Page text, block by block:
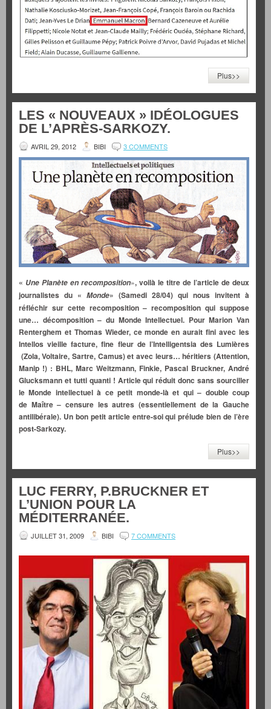
Plus>>
LES « NOUVEAUX » IDÉOLOGUES
DE L’APRÈS-SARKOZY.
AVRIL 29, 2012 BIBI 3 COMMENTS
« Une Planète en recomposition», voilà le titre de l’article de deux
journalistes du « Monde» (Samedi 28/04) qui nous invitent à
réfléchir sur cette recomposition – recomposition qui suppose
une… décomposition – du Monde Intellectuel. Pour Marion Van
Renterghem et Thomas Wieder, ce monde en aurait fini avec les
Intellos vieille facture, fine fleur de l’Intelligentsia des Lumières
(Zola, Voltaire, Sartre, Camus) et avec leurs… héritiers (Attention,
Manip !) : BHL, Marc Weitzmann, Finkie, Pascal Bruckner, André
Glucksmann et tutti quanti ! Article qui réduit donc sans sourciller
le Monde intellectuel à ce petit monde-là et qui – double coup
de Maître – censure les autres (essentiellement de la Gauche
antilibérale). Un bon petit article entre-soi qui prélude bien de l’ère
post-Sarkozy.
Plus>>
LUC FERRY, P.BRUCKNER ET
L’UNION POUR LA
MÉDITERRANÉE.
JUILLET 31, 2009 BIBI 7 COMMENTS